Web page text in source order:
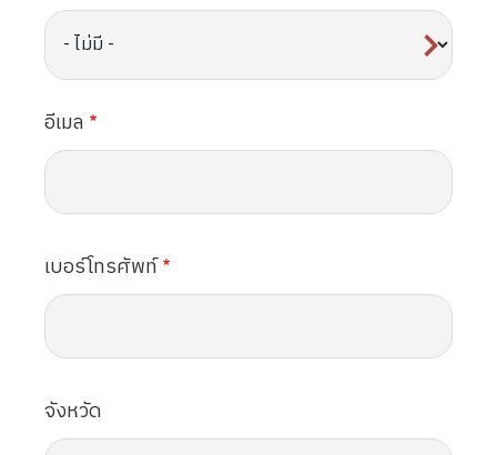
อีเมล
เบอร์โทรศัพท์
จังหวัด